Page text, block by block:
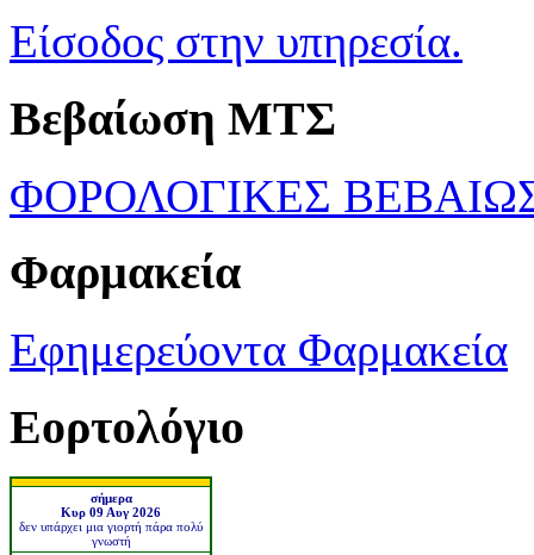
Είσοδος στην υπηρεσία.
Βεβαίωση ΜΤΣ
ΦΟΡΟΛΟΓΙΚΕΣ
Φαρμακεία
Εφημερεύοντα Φαρμακεία
Εορτολόγιο
σήμερα
Κυρ 09 Αυγ 2026
δεν υπάρχει μια γιορτή πάρα πολύ
γνωστή